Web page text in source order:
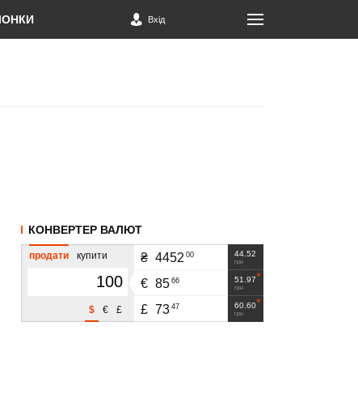
Вхід
КОНВЕРТЕР ВАЛЮТ
продати купити
£
€
$
44.52
грн
₴ 4452 00
51.97
грн
€ 85 66
60.60
грн
£ 73 47